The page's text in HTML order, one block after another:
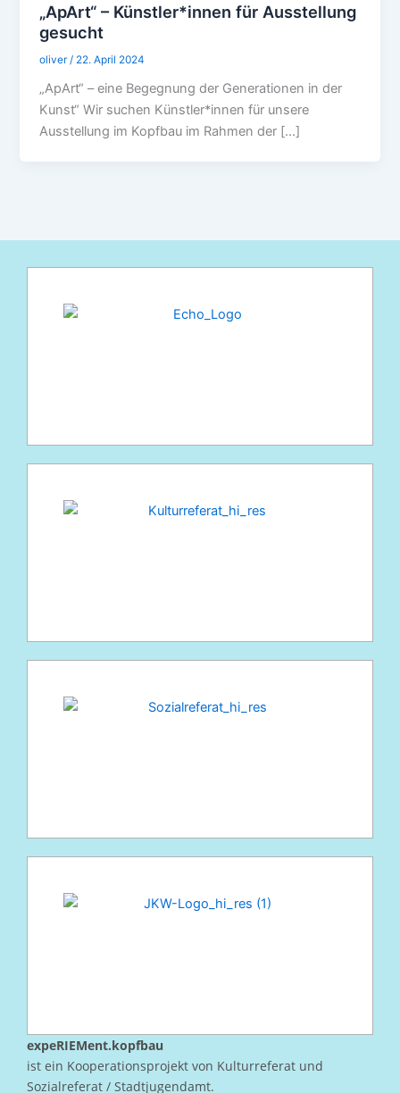
„ApArt“ – Künstler*innen für Ausstellung
gesucht
oliver / 22. April 2024
„ApArt“ – eine Begegnung der Generationen in der
Kunst“ Wir suchen Künstler*innen für unsere
Ausstellung im Kopfbau im Rahmen der […]
expeRIEMent.kopfbau
ist ein Kooperationsprojekt von Kulturreferat und
Sozialreferat / Stadtjugendamt.